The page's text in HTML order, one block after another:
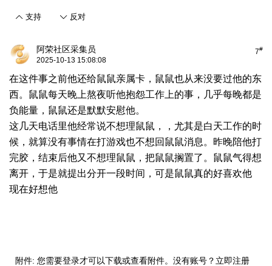
支持 反对
7#
阿荣社区采集员
2025-10-13 15:08:08
在这件事之前他还给鼠鼠亲属卡，鼠鼠也从来没要过他的东
西。鼠鼠每天晚上熬夜听他抱怨工作上的事，几乎每晚都是
负能量，鼠鼠还是默默安慰他。
这几天电话里他经常说不想理鼠鼠，，尤其是白天工作的时
候，就算没有事情在打游戏也不想回鼠鼠消息。昨晚陪他打
完胶，结束后他又不想理鼠鼠，把鼠鼠搁置了。鼠鼠气得想
离开，于是就提出分开一段时间，可是鼠鼠真的好喜欢他
现在好想他
附件: 您需要登录才可以下载或查看附件。没有账号？ 立即注册